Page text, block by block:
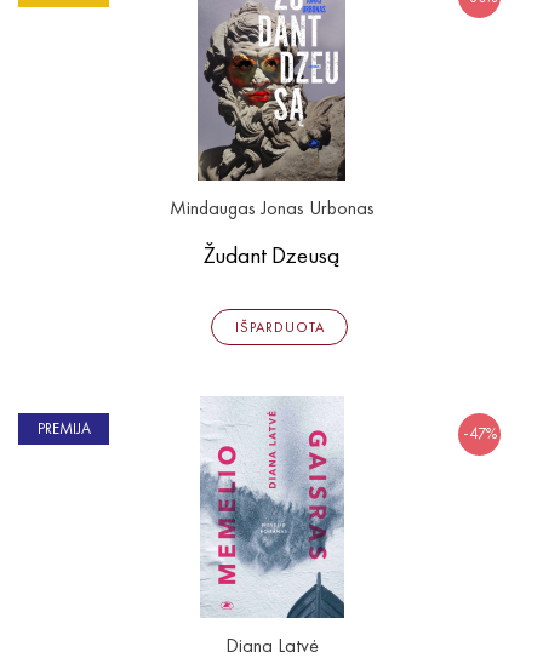
Apsakymai, novelės
Pirmoji knyga (PK)
Lietuvių literatūros lobynas. XX amžius
Knygos vaikams ir paaugliams
Knygos su autografais
KNYGOS PIGIAU
Mindaugas Jonas Urbonas
Žudant Dzeusą
IŠPARDUOTA
PREMIJA -47%
Diana Latvė